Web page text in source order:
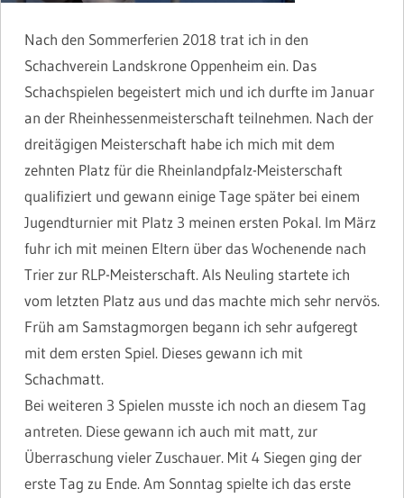
Nach den Sommerferien 2018 trat ich in den
Schachverein Landskrone Oppenheim ein. Das
Schachspielen begeistert mich und ich durfte im Januar
an der Rheinhessenmeisterschaft teilnehmen. Nach der
dreitägigen Meisterschaft habe ich mich mit dem
zehnten Platz für die Rheinlandpfalz-Meisterschaft
qualifiziert und gewann einige Tage später bei einem
Jugendturnier mit Platz 3 meinen ersten Pokal. Im März
fuhr ich mit meinen Eltern über das Wochenende nach
Trier zur RLP-Meisterschaft. Als Neuling startete ich
vom letzten Platz aus und das machte mich sehr nervös.
Früh am Samstagmorgen begann ich sehr aufgeregt
mit dem ersten Spiel. Dieses gewann ich mit
Schachmatt.
Bei weiteren 3 Spielen musste ich noch an diesem Tag
antreten. Diese gewann ich auch mit matt, zur
Überraschung vieler Zuschauer. Mit 4 Siegen ging der
erste Tag zu Ende. Am Sonntag spielte ich das erste